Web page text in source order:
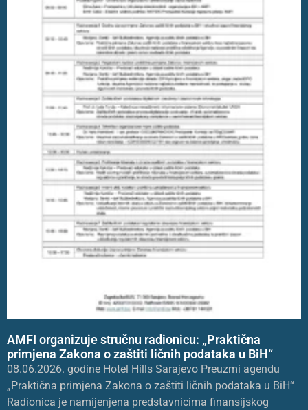
AMFI organizuje stručnu radionicu: „Praktična
primjena Zakona o zaštiti ličnih podataka u BiH“
08.06.2026. godine Hotel Hills Sarajevo Preuzmi agendu
„Praktična primjena Zakona o zaštiti ličnih podataka u BiH“
Radionica je namijenjena predstavnicima finansijskog